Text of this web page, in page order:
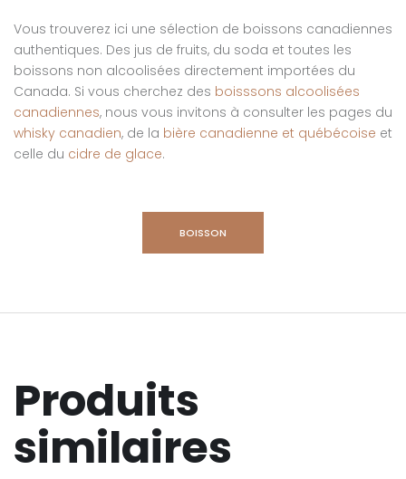
Vous trouverez ici une sélection de boissons canadiennes
authentiques. Des jus de fruits, du soda et toutes les
boissons non alcoolisées directement importées du
Canada. Si vous cherchez des boisssons alcoolisées
canadiennes, nous vous invitons à consulter les pages du
whisky canadien, de la bière canadienne et québécoise et
celle du cidre de glace.
BOISSON
Produits
similaires